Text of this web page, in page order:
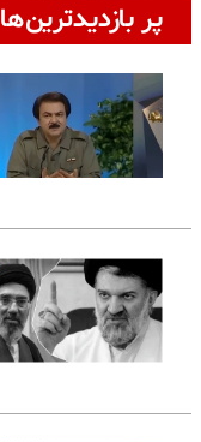
پر بازدیدترین‌ها